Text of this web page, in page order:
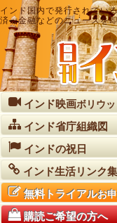
インド国内で発行されてい
済・金融などのニュースを
インド映画ボリウ
インド省庁組織図
インドの祝日
インド生活リンク集
無料トライアルお
購読ご希望の方へ